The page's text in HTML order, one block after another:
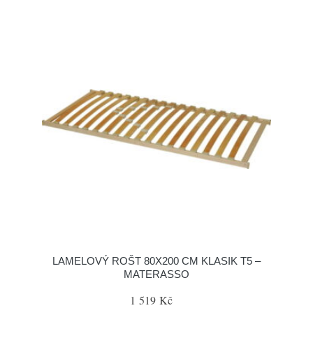
LAMELOVÝ ROŠT 80X200 CM KLASIK T5 –
MATERASSO
1 519 Kč